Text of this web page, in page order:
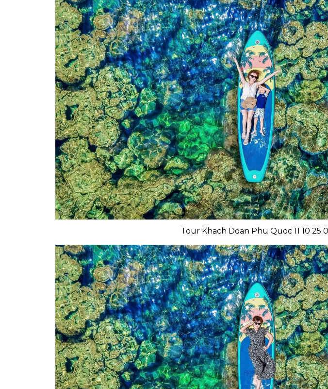
Tour Khach Doan Phu Quoc 11 10 25